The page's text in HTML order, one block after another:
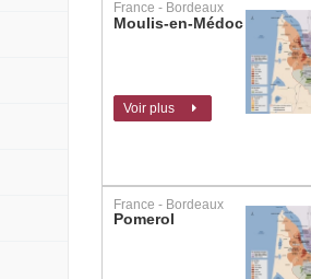
France - Bordeaux
Moulis-en-Médoc
Voir plus
France - Bordeaux
Pomerol